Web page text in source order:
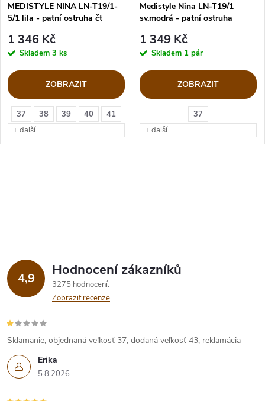
37 38 39 40
41
+ další
MEDISTYLE NINA LN-T19/1-
5/1 lila - patní ostruha čt
1 346 Kč
Skladem 3 ks
ZOBRAZIT
37
+ další
Medistyle Nina LN-T19/1
sv.modrá - patní ostruha
1 349 Kč
Skladem 1 pár
ZOBRAZIT
4,9 Hodnocení zákazníků
3275 hodnocení
Zobrazit recenze
Erika
5.8.2026
Sklamanie, objednaná veľkosť 37, dodaná veľkosť 43, reklamácia